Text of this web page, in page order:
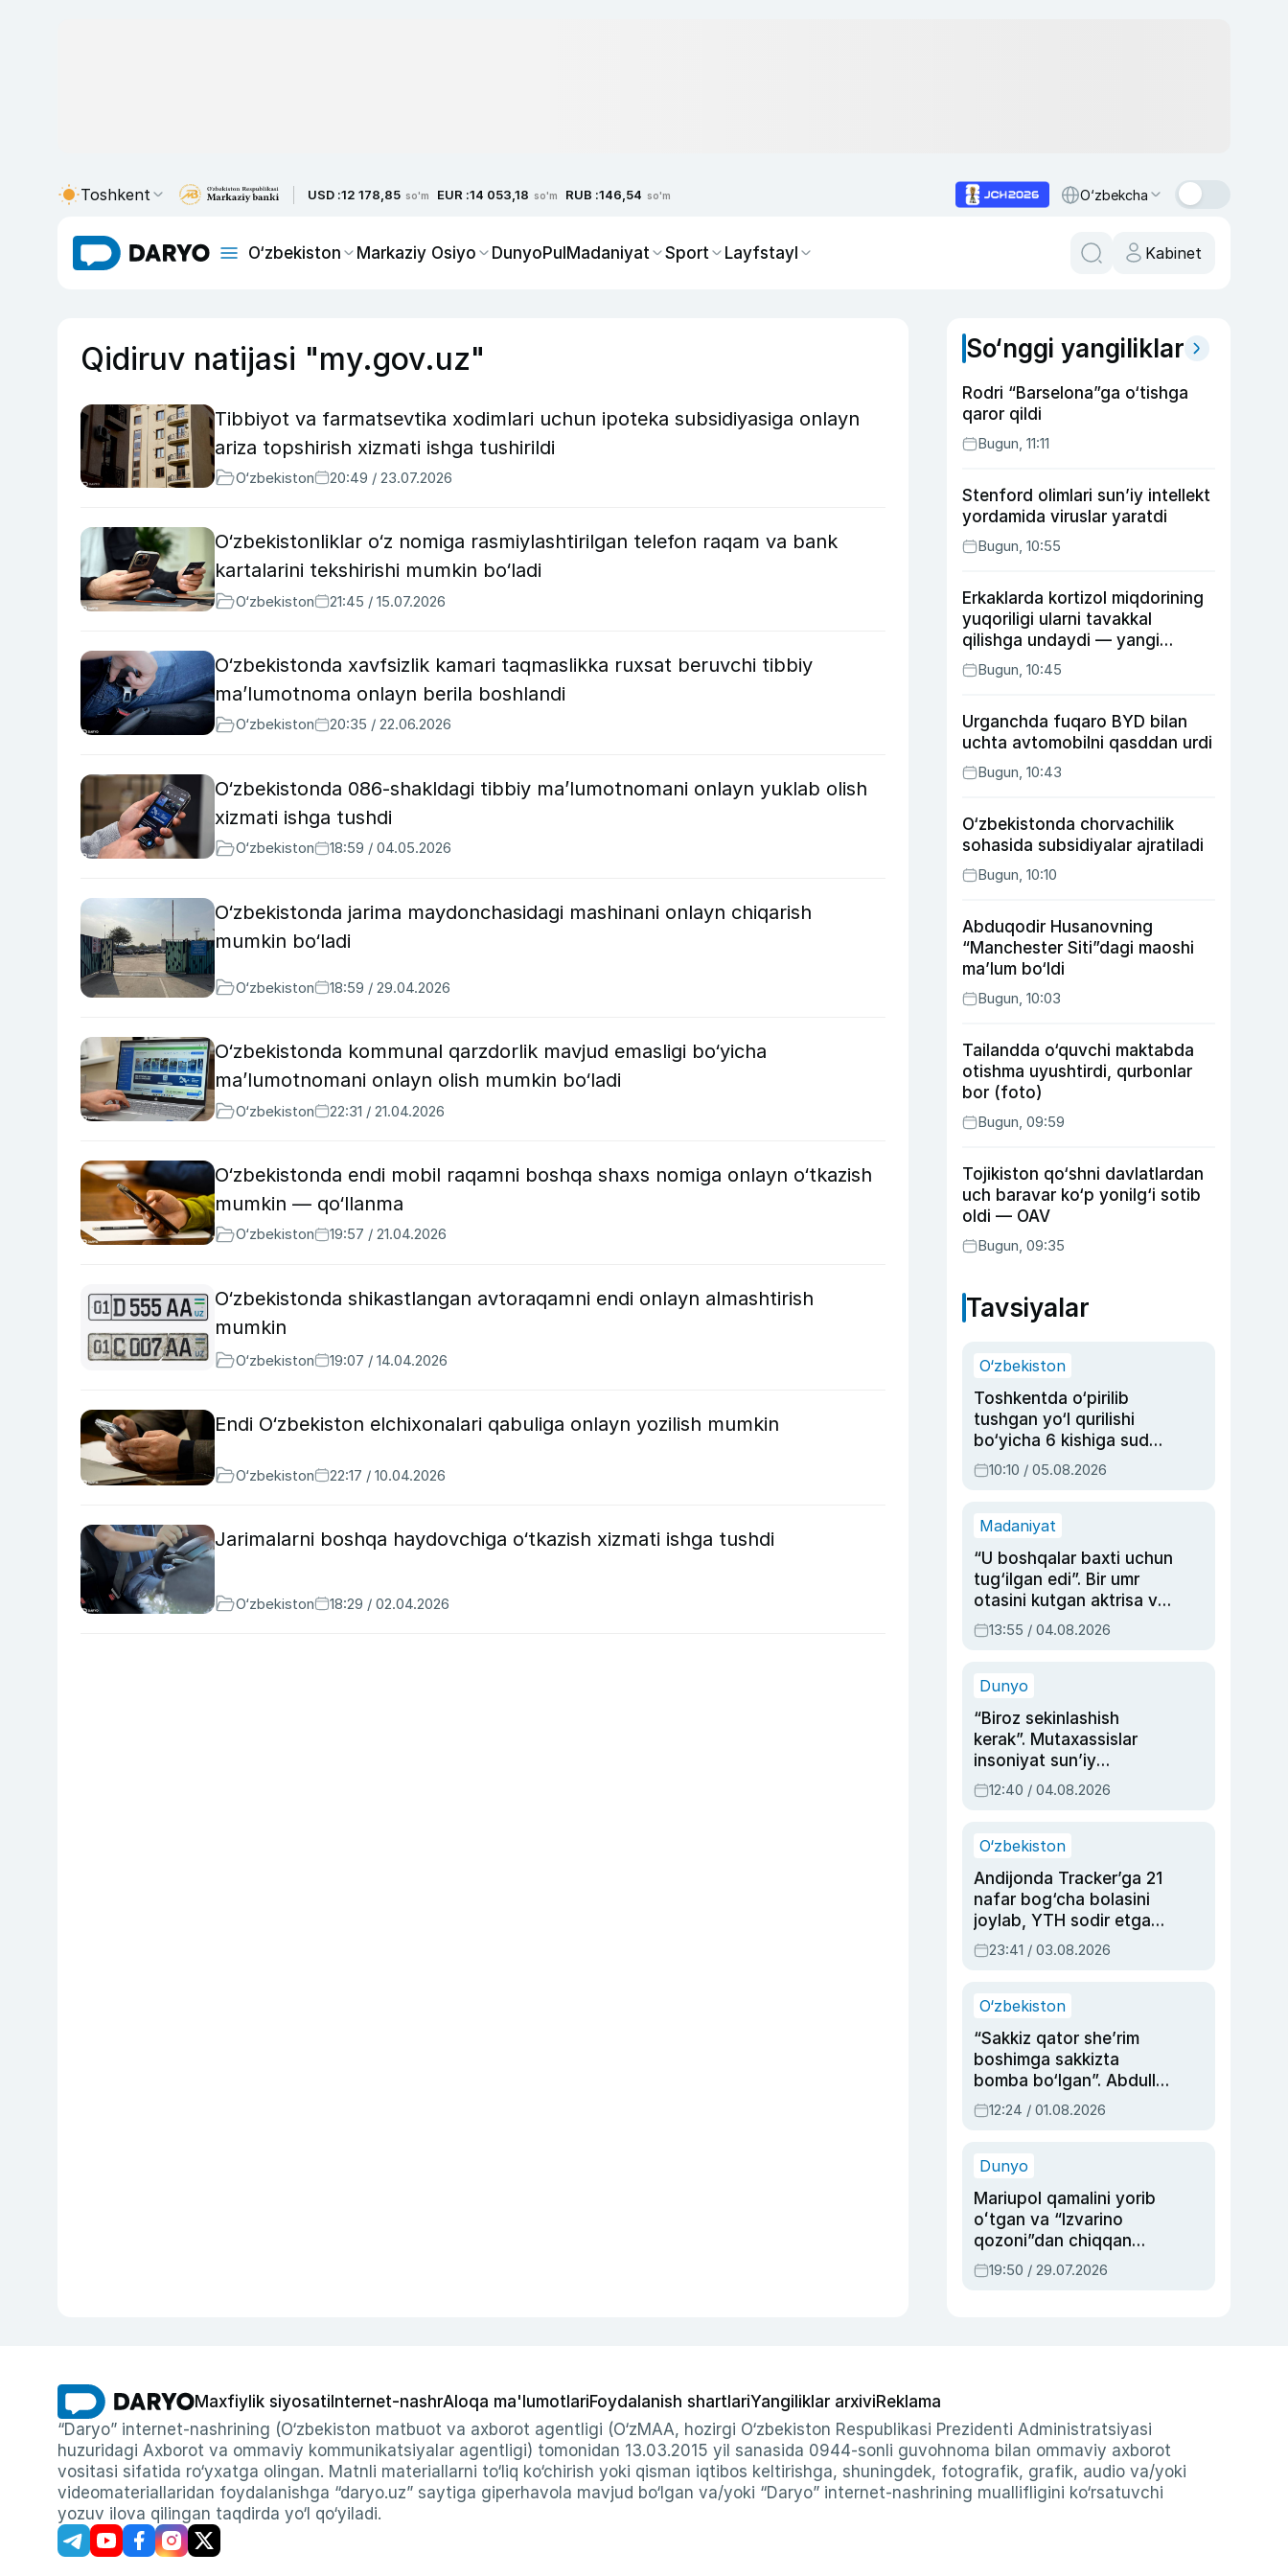
Toshkent USD :12 178,85 so'm EUR :14 053,18 so'm RUB :146,54 so'm O‘zbekcha
O‘zbekiston Markaziy Osiyo DunyoPulMadaniyat Sport Layfstayl Kabinet
Qidiruv natijasi "my.gov.uz"
Tibbiyot va farmatsevtika xodimlari uchun ipoteka subsidiyasiga onlayn
ariza topshirish xizmati ishga tushirildi
O‘zbekiston 20:49 / 23.07.2026
O‘zbekistonliklar o‘z nomiga rasmiylashtirilgan telefon raqam va bank
kartalarini tekshirishi mumkin bo‘ladi
O‘zbekiston 21:45 / 15.07.2026
O‘zbekistonda xavfsizlik kamari taqmaslikka ruxsat beruvchi tibbiy
ma’lumotnoma onlayn berila boshlandi
O‘zbekiston 20:35 / 22.06.2026
O‘zbekistonda 086-shakldagi tibbiy ma’lumotnomani onlayn yuklab olish
xizmati ishga tushdi
O‘zbekiston 18:59 / 04.05.2026
O‘zbekistonda jarima maydonchasidagi mashinani onlayn chiqarish
mumkin bo‘ladi
O‘zbekiston 18:59 / 29.04.2026
O‘zbekistonda kommunal qarzdorlik mavjud emasligi bo‘yicha
maʼlumotnomani onlayn olish mumkin bo‘ladi
O‘zbekiston 22:31 / 21.04.2026
O‘zbekistonda endi mobil raqamni boshqa shaxs nomiga onlayn o‘tkazish
mumkin — qo‘llanma
O‘zbekiston 19:57 / 21.04.2026
O‘zbekistonda shikastlangan avtoraqamni endi onlayn almashtirish
mumkin
O‘zbekiston 19:07 / 14.04.2026
Endi O‘zbekiston elchixonalari qabuliga onlayn yozilish mumkin
O‘zbekiston 22:17 / 10.04.2026
Jarimalarni boshqa haydovchiga o‘tkazish xizmati ishga tushdi
O‘zbekiston 18:29 / 02.04.2026
So‘nggi yangiliklar
Rodri “Barselona”ga o‘tishga
qaror qildi
Bugun, 11:11
Stenford olimlari sun’iy intellekt
yordamida viruslar yaratdi
Bugun, 10:55
Erkaklarda kortizol miqdorining
yuqoriligi ularni tavakkal
qilishga undaydi — yangi
tadqiqot
Bugun, 10:45
Urganchda fuqaro BYD bilan
uchta avtomobilni qasddan urdi
Bugun, 10:43
O‘zbekistonda chorvachilik
sohasida subsidiyalar ajratiladi
Bugun, 10:10
Abduqodir Husanovning
“Manchester Siti”dagi maoshi
ma’lum bo‘ldi
Bugun, 10:03
Tailandda o‘quvchi maktabda
otishma uyushtirdi, qurbonlar
bor (foto)
Bugun, 09:59
Tojikiston qo‘shni davlatlardan
uch baravar ko‘p yonilg‘i sotib
oldi — OAV
Bugun, 09:35
Tavsiyalar
O‘zbekiston
Toshkentda o‘pirilib
tushgan yo‘l qurilishi
bo‘yicha 6 kishiga sud
hukmi o‘qildi
10:10 / 05.08.2026
Madaniyat
“U boshqalar baxti uchun
tug‘ilgan edi”. Bir umr
otasini kutgan aktrisa va
dublyaj ustasi Rimma
Ahmedovaning
13:55 / 04.08.2026
Dunyo
“Biroz sekinlashish
kerak”. Mutaxassislar
insoniyat sun’iy
intellektni boshqara
olmay qolishidan xavotir
12:40 / 04.08.2026
O‘zbekiston
Andijonda Tracker’ga 21
nafar bog‘cha bolasini
joylab, YTH sodir etgan
ayolga sud hukmi o‘qildi
23:41 / 03.08.2026
O‘zbekiston
“Sakkiz qator she’rim
boshimga sakkizta
bomba bo‘lgan”. Abdulla
Oripovni siyosiy
ayblovlardan asrab
12:24 / 01.08.2026
Dunyo
Mariupol qamalini yorib
oʻtgan va “Izvarino
qozoni”dan chiqqan
qahramon — Ukraina
armiyasi bosh
19:50 / 29.07.2026
Maxfiylik siyosati Internet-nashrAloqa ma'lumotlariFoydalanish shartlariYangiliklar arxiviReklama
“Daryo” internet-nashrining (O‘zbekiston matbuot va axborot agentligi (O‘zMAA, hozirgi O‘zbekiston Respublikasi Prezidenti Administratsiyasi
huzuridagi Axborot va ommaviy kommunikatsiyalar agentligi) tomonidan 13.03.2015 yil sanasida 0944-sonli guvohnoma bilan ommaviy axborot
vositasi sifatida ro‘yxatga olingan. Matnli materiallarni to‘liq ko‘chirish yoki qisman iqtibos keltirishga, shuningdek, fotografik, grafik, audio va/yoki
videomateriallaridan foydalanishga “daryo.uz” saytiga giperhavola mavjud bo‘lgan va/yoki “Daryo” internet-nashrining muallifligini ko‘rsatuvchi
yozuv ilova qilingan taqdirda yo‘l qo‘yiladi.